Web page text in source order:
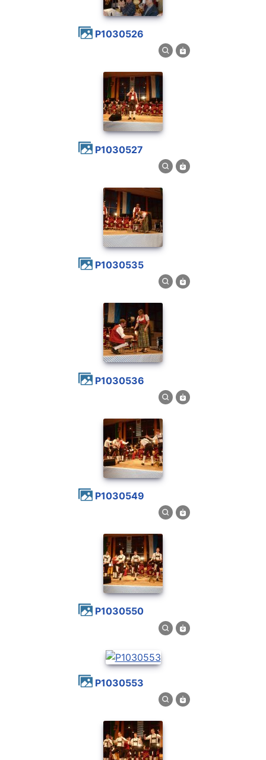
P1030526
P1030527
P1030535
P1030536
P1030549
P1030550
P1030553